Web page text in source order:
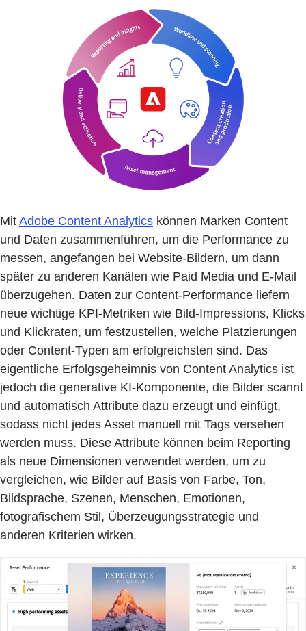
Mit Adobe Content Analytics können Marken Content
und Daten zusammenführen, um die Performance zu
messen, angefangen bei Website-Bildern, um dann
später zu anderen Kanälen wie Paid Media und E-Mail
überzugehen. Daten zur Content-Performance liefern
neue wichtige KPI-Metriken wie Bild-Impressions, Klicks
und Klickraten, um festzustellen, welche Platzierungen
oder Content-Typen am erfolgreichsten sind. Das
eigentliche Erfolgsgeheimnis von Content Analytics ist
jedoch die generative KI-Komponente, die Bilder scannt
und automatisch Attribute dazu erzeugt und einfügt,
sodass nicht jedes Asset manuell mit Tags versehen
werden muss. Diese Attribute können beim Reporting
als neue Dimensionen verwendet werden, um zu
vergleichen, wie Bilder auf Basis von Farbe, Ton,
Bildsprache, Szenen, Menschen, Emotionen,
fotografischem Stil, Überzeugungsstrategie und
anderen Kriterien wirken.